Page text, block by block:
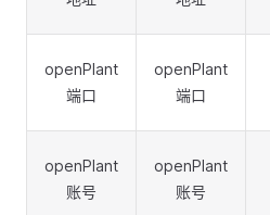
openPlant
端口
openPlant
端口
openPlant
账号
openPlant
账号